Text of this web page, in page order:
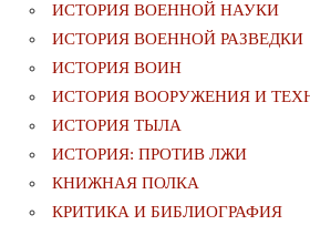
ИСТОРИЯ ВОЕННОЙ НАУКИ
ИСТОРИЯ ВОЕННОЙ РАЗВЕДКИ
ИСТОРИЯ ВОИН
ИСТОРИЯ ВООРУЖЕНИЯ И
ИСТОРИЯ ТЫЛА
ИСТОРИЯ: ПРОТИВ ЛЖИ
КНИЖНАЯ ПОЛКА
КРИТИКА И БИБЛИОГРАФИЯ